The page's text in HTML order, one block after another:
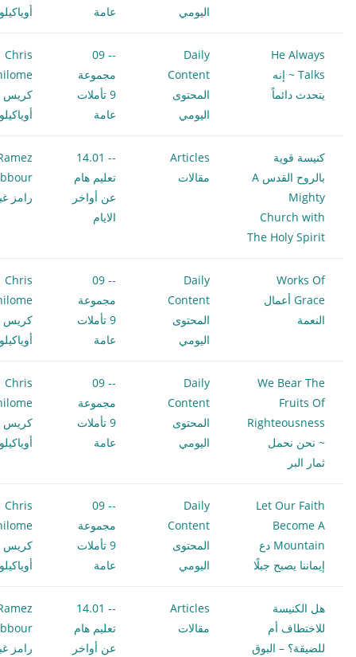
اليومي عامة
He Always
Talks ~ إنه
يتحدث دائماً
Daily
Content
المحتوى
اليومي
-- 09
مجموعة
9 تأملات
عامة
Chris
كريس
كنيسة قوية
بالروح القدس A
Mighty
Church with
The Holy Spirit
Articles
مقالات
-- 14.01
تعليم هام
عن أواخر
الايام
رامز
Works Of
Grace أعمال
النعمة
Daily
Content
المحتوى
اليومي
-- 09
مجموعة
9 تأملات
عامة
Chris
كريس
We Bear The
Fruits Of
Righteousness
~ نحن نحمل
ثمار البر
Daily
Content
المحتوى
اليومي
-- 09
مجموعة
9 تأملات
عامة
Chris
كريس
Let Our Faith
Become A
Mountain دع
إيماننا يصبح جبلًا
Daily
Content
المحتوى
اليومي
-- 09
مجموعة
9 تأملات
عامة
Chris
كريس
هل الكنيسة
للاختطاف أم
للضيقة؟ – البوق
Articles
مقالات
-- 14.01
تعليم هام
عن أواخر
رامز